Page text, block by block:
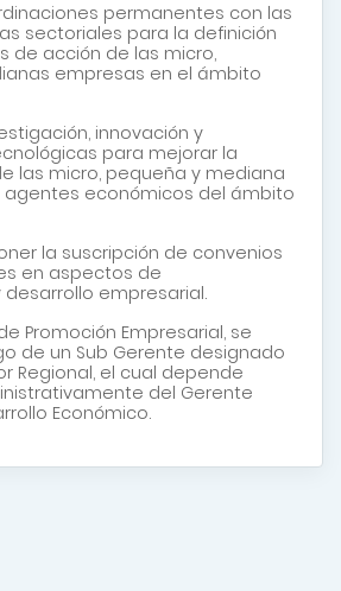
permanentes con las
sectoriales para la definición
de acción de las micro,
empresas en el ámbito
innovación y
para mejorar la
las micro, pequeña y mediana
agentes económicos del ámbito
la suscripción de convenios
en aspectos de
empresarial.
Promoción Empresarial, se
de un Sub Gerente designado
Regional, el cual depende
del Gerente
Económico.